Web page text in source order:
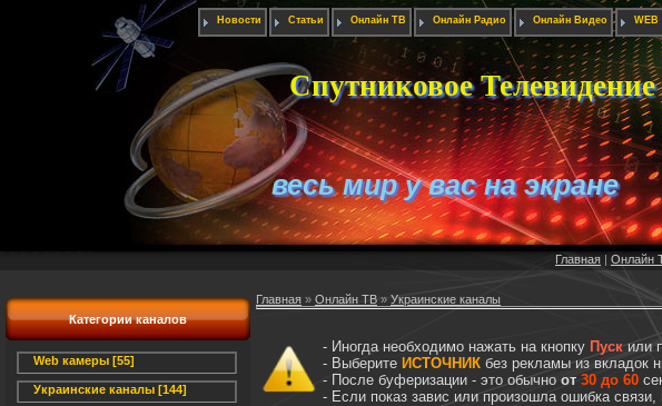
Новости Статьи Онлайн ТВ Онлайн Радио Онлайн Видео WEB
Спутниковое
весь мир у вас на экране
Главная | Онлайн
Категории каналов
Web камеры [55]
Украинские каналы [144]
Главная » Онлайн ТВ » Украинские каналы
- Иногда необходимо нажать на кнопку Пускили
- Выберите ИСТОЧНИК без рекламы из вкладок
- После буферизации - это обычно от 30 до 60
- Если показ завис или произошла ошибка связи,